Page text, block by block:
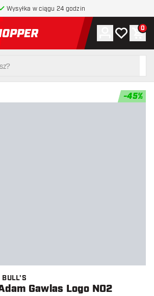
Wysyłka w ciągu 24 godzin
do strony głównej
Konto
Moja lista
0
-45%
BULL'S
Gawlas Logo NO2